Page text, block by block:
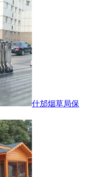
什邡烟草局保